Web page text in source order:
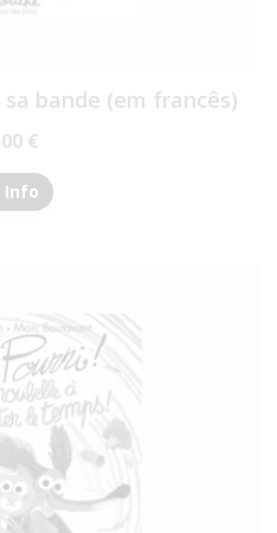
bande (em francês)
€
Info